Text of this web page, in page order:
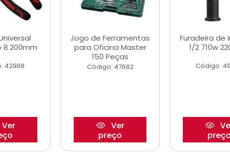
8 200mm
42988
Ver
Jogo de Ferramentas
para Oficina Master
150 Peças
Código: 47682
Ver
preço
Furadeira de
1/2 710w
Código:
preço